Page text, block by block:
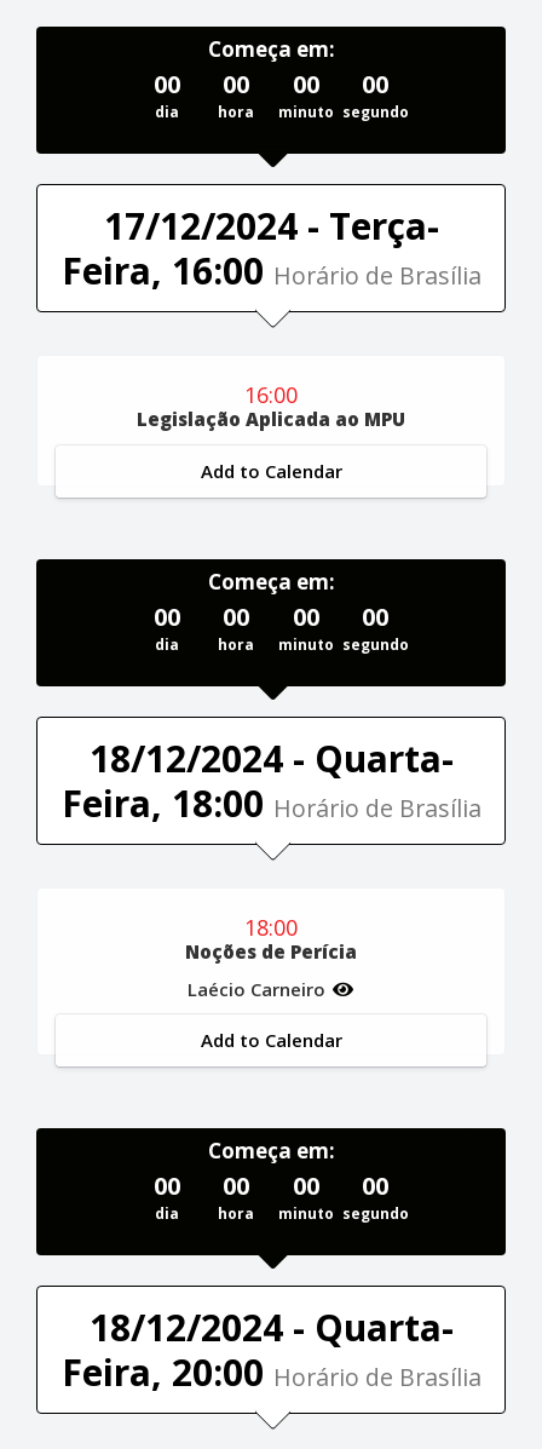
Começa em:
00
dia
00
hora
00
minuto
00
segundo
17/12/2024 - Terça-
Feira, 16:00 Horário de Brasília
16:00
Legislação Aplicada ao MPU
Add to Calendar
Começa em:
00
dia
00
hora
00
minuto
00
segundo
18/12/2024 - Quarta-
Feira, 18:00 Horário de Brasília
18:00
Noções de Perícia
Laécio Carneiro
Add to Calendar
Começa em:
00
dia
00
hora
00
minuto
00
segundo
18/12/2024 - Quarta-
Feira, 20:00 Horário de Brasília